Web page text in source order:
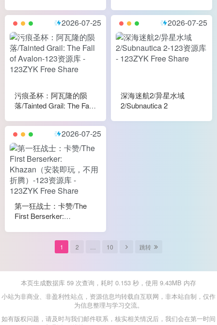
2026-07-25
污痕圣杯：阿瓦隆的陨
落/Tainted Grail: The Fall
2026-07-25
深海迷航2/异星水域
2/Subnautica 2
2026-07-25
第一狂战士：卡赞/The
First Berserker:
1 2 10 跳转
本页生成数据库 59 次查询，耗时 0.153 秒，使用 9.43MB 内存
小站为非商业、非盈利性站点，资源信息均转载自互联网，非本站自制，仅作
为信息整理与学习交流。
如有版权问题，请及时与我们邮件联系，核实相关情况后，我们会在第一时间